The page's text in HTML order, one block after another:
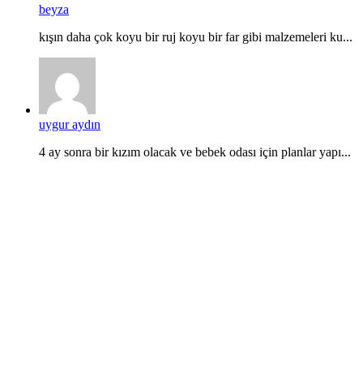
beyza
kışın daha çok koyu bir ruj koyu bir far gibi malzemeleri ku...
uygur aydın
4 ay sonra bir kızım olacak ve bebek odası için planlar yapı...